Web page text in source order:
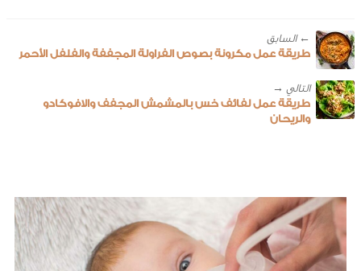
← ‎السابق
طريقة عمل مكرونة بصوص الفراولة المجففة والفلفل الأحمر
طريقة عمل لفائف خس بالمشمش المجفف والافوكادو
والريحان